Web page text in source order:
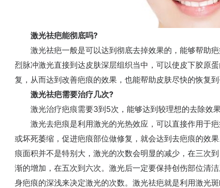
激光祛疤能彻底吗?
激光祛疤一般是可以达到彻底去掉效果的，能够帮助疤
烈脉冲激光直接到达皮肤深层组织当中，可以使皮下胶原
复，从而达到改善疤痕的效果，也能帮助皮肤尽快的恢复
激光祛疤需要治疗几次?
激光治疗疤痕需要3到5次，能够达到较理想的去除效
激光去疤痕是利用激光的光热效应，可以直接作用于疤
或坏死萎缩，促进疤痕部位做修复，就会达到去疤痕的效
痕面积并不是特别大，激光的次数会明显的减少，在三次
渐的增加，在五次到六次。激光后一定要保持创伤部位清
身疤痕的深浅来决定激光的次数。激光祛疤就是利用激光